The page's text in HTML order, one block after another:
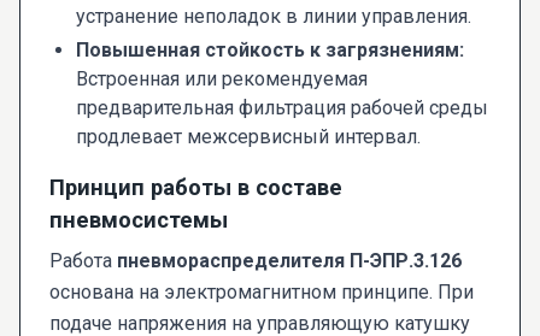
устранение неполадок в линии управления.
Повышенная стойкость к загрязнениям:
Встроенная или рекомендуемая
предварительная фильтрация рабочей среды
продлевает межсервисный интервал.
Принцип работы в составе
пневмосистемы
Работа пневмораспределителя П-ЭПР.3.126
основана на электромагнитном принципе. При
подаче напряжения на управляющую катушку